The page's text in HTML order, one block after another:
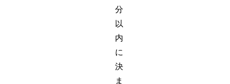
分
以
内
に
決
ま